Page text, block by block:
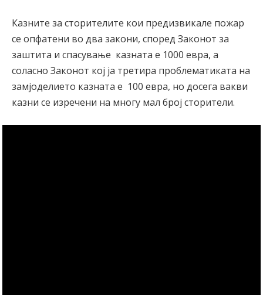
Казните за сторителите кои предизвикале пожар
се опфатени во два закони, според Законот за
заштита и спасување казната е 1000 евра, а
соласно Законот кој ја третира проблематиката на
замјоделието казната е 100 евра, но досега вакви
казни се изречени на многу мал број сторители.